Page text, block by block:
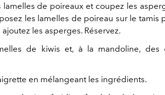
lamelles de poireaux et coupez les
les lamelles de poireau sur le tamis
les asperges. Réservez.
de kiwis et, à la mandoline, des
en mélangeant les ingrédients.